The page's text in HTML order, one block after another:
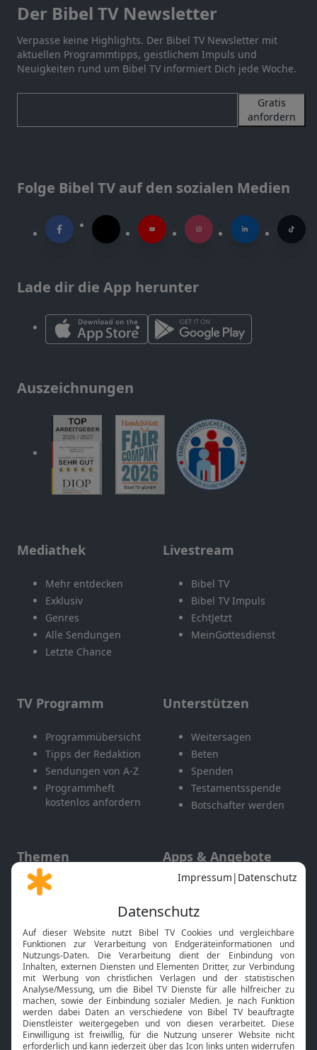
Der Bibel TV Newsletter
Verpasse keine Highlights. Der Bibel TV Newsletter mit
aktuellen Programmtipps, geistlichem Impuls und
Neuigkeiten rund um Bibel TV informiert Dich jede Woche.
Gratis
anfordern
Folge Bibel TV auf den sozialen Medien
Lade dir die App herunter
Auszeichnungen
Mediathek
Mehr entdecken
Exklusiv
Genres
Alle Sendungen
Letzte Chance
Livestream
Bibel TV
Bibel TV Impuls
EchtJetzt
MeinGottesdienst
TV Programm
Programmübersicht
Tipps der Redaktion
Sendungen von A-Z
Programmheft
kostenlos anfordern
Unterstützen
Weitersagen
Beten
Spenden
Testamentsspende
Botschafter werden
Themen
Gott und Bibel erklärt
Neuigkeiten
Apps & Angebote
Mobile App
Smart TV
HbbTV
Bibelthek Online-Bibel
Nächster Gottesdienst
Bibel TV Service